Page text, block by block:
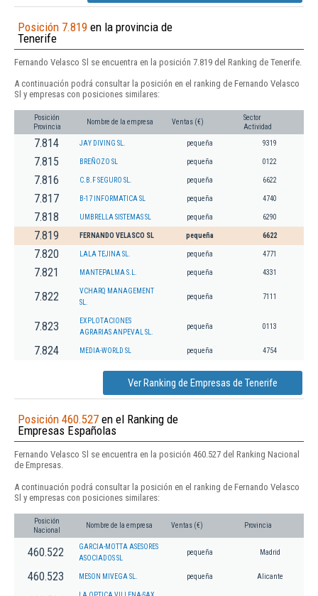
Posición 7.819 en la provincia de
Tenerife
Fernando Velasco Sl se encuentra en la posición 7.819 del Ranking de Tenerife.
A continuación podrá consultar la posición en el ranking de Fernando Velasco
Sl y empresas con posiciones similares:
Posición
Provincia
Nombre de la empresa Ventas (€)
Sector
Actividad
7.814 JAY DIVING SL. pequeña 9319
7.815 BREÑOZO SL pequeña 0122
7.816 C.B.F SEGURO SL. pequeña 6622
7.817 B-17 INFORMATICA SL pequeña 4740
7.818 UMBRELLA SISTEMAS SL pequeña 6290
7.819 FERNANDO VELASCO SL pequeña 6622
7.820 LALA TEJINA SL. pequeña 4771
7.821 MANTEPALMA S.L. pequeña 4331
7.822
VCHARQ MANAGEMENT
SL.
pequeña 7111
7.823
EXPLOTACIONES
AGRARIAS ANPEVAL SL.
pequeña 0113
7.824 MEDIA-WORLD SL pequeña 4754
Ver Ranking de Empresas de Tenerife
Posición 460.527 en el Ranking de
Empresas Españolas
Fernando Velasco Sl se encuentra en la posición 460.527 del Ranking Nacional
de Empresas.
A continuación podrá consultar la posición en el ranking de Fernando Velasco
Sl y empresas con posiciones similares:
Posición
Nacional
Nombre de la empresa Ventas (€) Provincia
460.522
GARCIA-MOTTA ASESORES
ASOCIADOS SL
pequeña Madrid
460.523 MESON MIVEGA SL. pequeña Alicante